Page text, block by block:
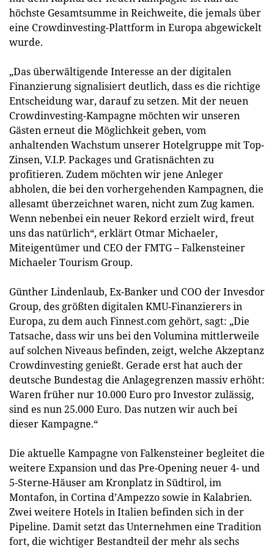
höchste Gesamtsumme in Reichweite, die jemals über
eine Crowdinvesting-Plattform in Europa abgewickelt
wurde.
„Das überwältigende Interesse an der digitalen
Finanzierung signalisiert deutlich, dass es die richtige
Entscheidung war, darauf zu setzen. Mit der neuen
Crowdinvesting-Kampagne möchten wir unseren
Gästen erneut die Möglichkeit geben, vom
anhaltenden Wachstum unserer Hotelgruppe mit Top-
Zinsen, V.I.P. Packages und Gratisnächten zu
profitieren. Zudem möchten wir jene Anleger
abholen, die bei den vorhergehenden Kampagnen, die
allesamt überzeichnet waren, nicht zum Zug kamen.
Wenn nebenbei ein neuer Rekord erzielt wird, freut
uns das natürlich“, erklärt Otmar Michaeler,
Miteigentümer und CEO der FMTG – Falkensteiner
Michaeler Tourism Group.
Günther Lindenlaub, Ex-Banker und COO der Invesdor
Group, des größten digitalen KMU-Finanzierers in
Europa, zu dem auch Finnest.com gehört, sagt: „Die
Tatsache, dass wir uns bei den Volumina mittlerweile
auf solchen Niveaus befinden, zeigt, welche Akzeptanz
Crowdinvesting genießt. Gerade erst hat auch der
deutsche Bundestag die Anlagegrenzen massiv erhöht:
Waren früher nur 10.000 Euro pro Investor zulässig,
sind es nun 25.000 Euro. Das nutzen wir auch bei
dieser Kampagne.“
Die aktuelle Kampagne von Falkensteiner begleitet die
weitere Expansion und das Pre-Opening neuer 4- und
5-Sterne-Häuser am Kronplatz in Südtirol, im
Montafon, in Cortina d’Ampezzo sowie in Kalabrien.
Zwei weitere Hotels in Italien befinden sich in der
Pipeline. Damit setzt das Unternehmen eine Tradition
fort, die wichtiger Bestandteil der mehr als sechs